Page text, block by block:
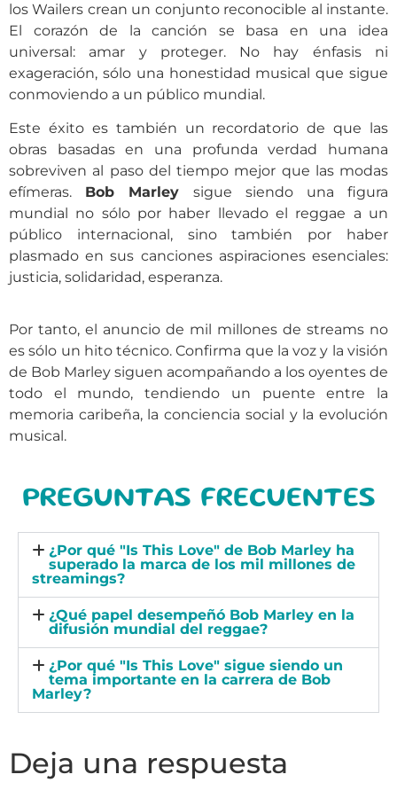
los Wailers crean un conjunto reconocible al instante.
El corazón de la canción se basa en una idea
universal: amar y proteger. No hay énfasis ni
exageración, sólo una honestidad musical que sigue
conmoviendo a un público mundial.
Este éxito es también un recordatorio de que las
obras basadas en una profunda verdad humana
sobreviven al paso del tiempo mejor que las modas
efímeras. Bob Marley sigue siendo una figura
mundial no sólo por haber llevado el reggae a un
público internacional, sino también por haber
plasmado en sus canciones aspiraciones esenciales:
justicia, solidaridad, esperanza.
Por tanto, el anuncio de mil millones de streams no
es sólo un hito técnico. Confirma que la voz y la visión
de Bob Marley siguen acompañando a los oyentes de
todo el mundo, tendiendo un puente entre la
memoria caribeña, la conciencia social y la evolución
musical.
PREGUNTAS FRECUENTES
¿Por qué "Is This Love" de Bob Marley ha
superado la marca de los mil millones de
streamings?
¿Qué papel desempeñó Bob Marley en la
difusión mundial del reggae?
¿Por qué "Is This Love" sigue siendo un
tema importante en la carrera de Bob
Marley?
Deja una respuesta